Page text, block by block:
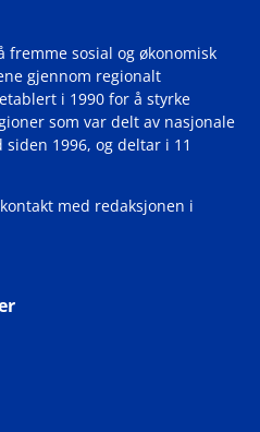
fremme sosial og økonomisk
gjennom regionalt
i 1990 for å styrke
som var delt av nasjonale
1996, og deltar i 11
med redaksjonen i